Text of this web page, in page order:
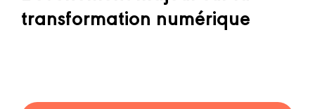
transformation numérique